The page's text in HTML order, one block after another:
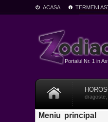
ACASA TERMENI
Portalul Nr. 1 in
Meniu principal